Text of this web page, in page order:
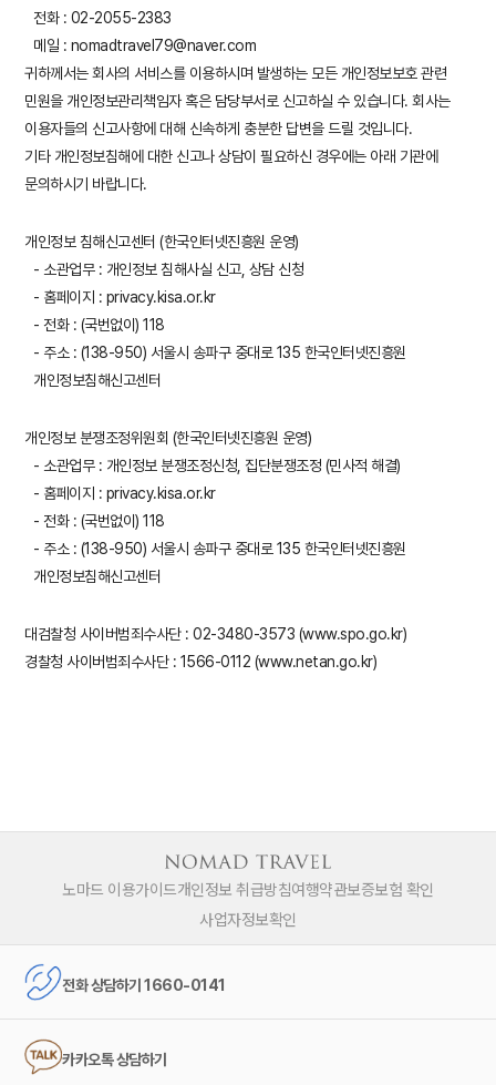
전화 : 02-2055-2383
메일 : nomadtravel79@naver.com
귀하께서는 회사의 서비스를 이용하시며 발생하는 모든 개인정보보호 관련
민원을 개인정보관리책임자 혹은 담당부서로 신고하실 수 있습니다. 회사는
이용자들의 신고사항에 대해 신속하게 충분한 답변을 드릴 것입니다.
기타 개인정보침해에 대한 신고나 상담이 필요하신 경우에는 아래 기관에
문의하시기 바랍니다.
개인정보 침해신고센터 (한국인터넷진흥원 운영)
- 소관업무 : 개인정보 침해사실 신고, 상담 신청
- 홈페이지 : privacy.kisa.or.kr
- 전화 : (국번없이) 118
- 주소 : (138-950) 서울시 송파구 중대로 135 한국인터넷진흥원
개인정보침해신고센터
개인정보 분쟁조정위원회 (한국인터넷진흥원 운영)
- 소관업무 : 개인정보 분쟁조정신청, 집단분쟁조정 (민사적 해결)
- 홈페이지 : privacy.kisa.or.kr
- 전화 : (국번없이) 118
- 주소 : (138-950) 서울시 송파구 중대로 135 한국인터넷진흥원
개인정보침해신고센터
대검찰청 사이버범죄수사단 : 02-3480-3573 (www.spo.go.kr)
경찰청 사이버범죄수사단 : 1566-0112 (www.netan.go.kr)
노마드 이용가이드개인정보 취급방침여행약관보증보험 확인
사업자정보확인
전화 상담하기 1660-0141
카카오톡 상담하기